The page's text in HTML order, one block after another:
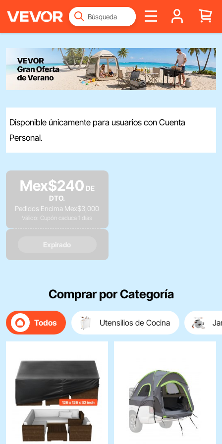
Disponible únicamente para usuarios con Cuenta
Personal.
Mex$240
DTO.
Pedidos Encima Mex$3,000
Válido: Cupón caduca 1 días
Expirado
Comprar por Categoría
Todos Utensilios de Cocina